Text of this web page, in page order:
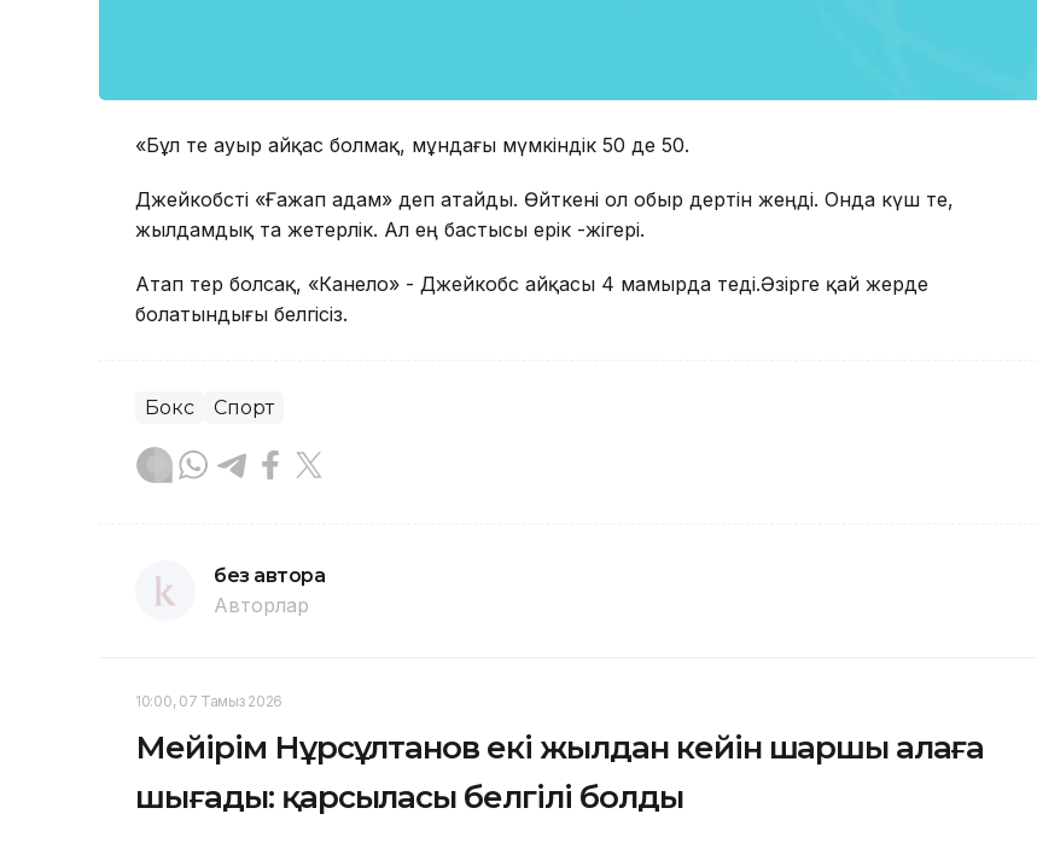
«Бұл өте ауыр айқас болмақ, мұндағы мүмкіндік 50 де 50.
Джейкобсті «Ғажап адам» деп атайды. Өйткені ол обыр дертін жеңді. Онда күш те,
жылдамдық та жетерлік. Ал ең бастысы ерік -жігері.
Атап өтер болсақ, «Канело» - Джейкобс айқасы 4 мамырда өтеді.Әзірге қай жерде
болатындығы белгісіз.
Бокс Спорт
без автора
Авторлар
10:00, 07 Тамыз 2026
Мейірім Нұрсұлтанов екі жылдан кейін шаршы алаңға
шығады: қарсыласы белгілі болды